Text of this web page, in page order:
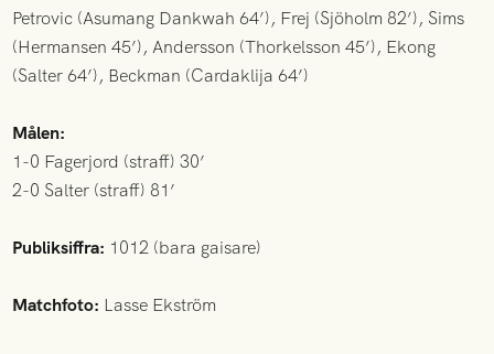
Petrovic (Asumang Dankwah 64’), Frej (Sjöholm 82’), Sims
(Hermansen 45’), Andersson (Thorkelsson 45’), Ekong
(Salter 64’), Beckman (Cardaklija 64’)
Målen:
1-0 Fagerjord (straff) 30’
2-0 Salter (straff) 81’
Publiksiffra: 1012 (bara gaisare)
Matchfoto: Lasse Ekström